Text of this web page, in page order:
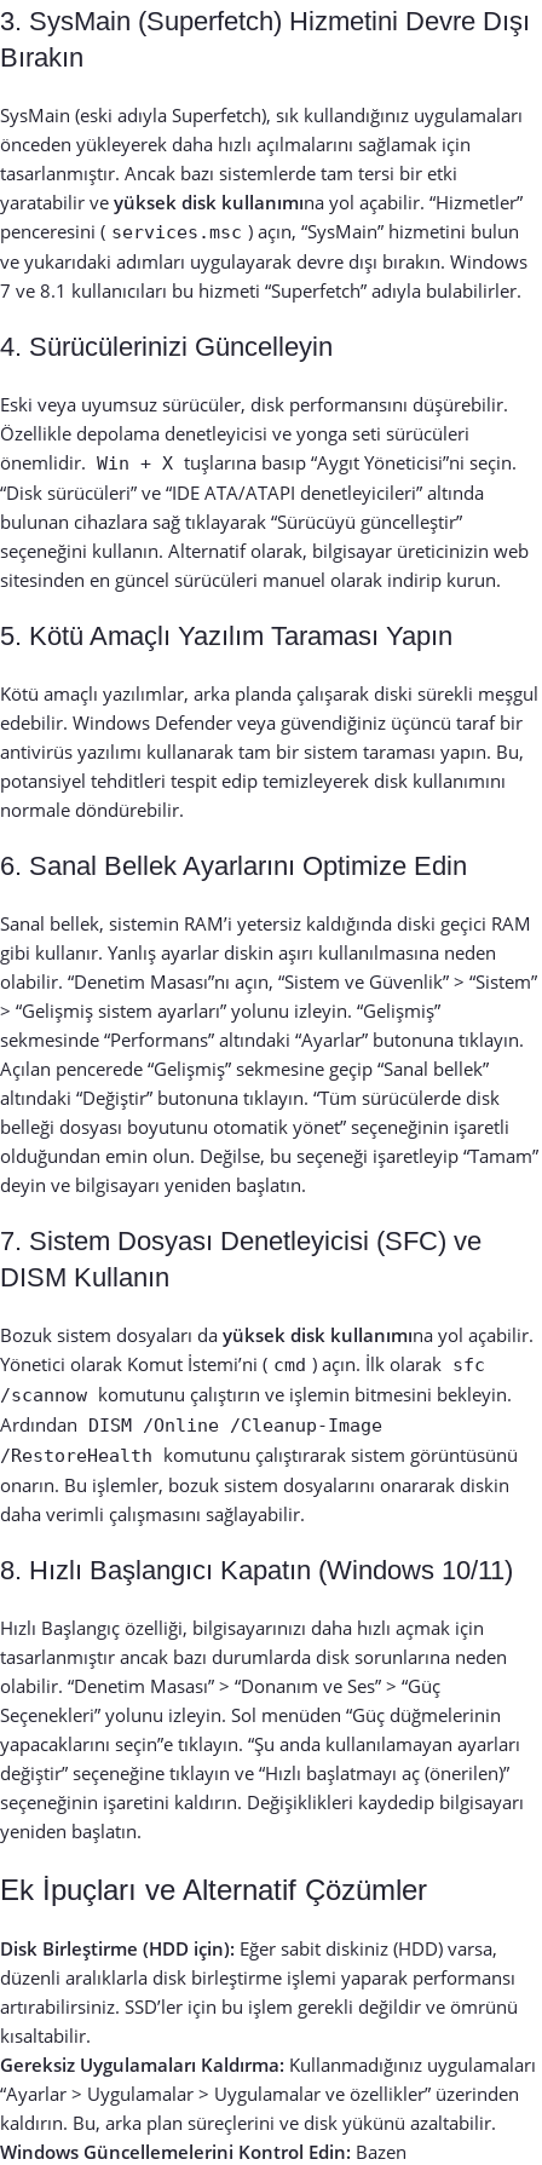
3. SysMain (Superfetch) Hizmetini Devre Dışı
Bırakın
SysMain (eski adıyla Superfetch), sık kullandığınız uygulamaları
önceden yükleyerek daha hızlı açılmalarını sağlamak için
tasarlanmıştır. Ancak bazı sistemlerde tam tersi bir etki
yaratabilir ve yüksek disk kullanımına yol açabilir. “Hizmetler”
penceresini ( services.msc ) açın, “SysMain” hizmetini bulun
ve yukarıdaki adımları uygulayarak devre dışı bırakın. Windows
7 ve 8.1 kullanıcıları bu hizmeti “Superfetch” adıyla bulabilirler.
4. Sürücülerinizi Güncelleyin
Eski veya uyumsuz sürücüler, disk performansını düşürebilir.
Özellikle depolama denetleyicisi ve yonga seti sürücüleri
önemlidir. Win + X tuşlarına basıp “Aygıt Yöneticisi”ni seçin.
“Disk sürücüleri” ve “IDE ATA/ATAPI denetleyicileri” altında
bulunan cihazlara sağ tıklayarak “Sürücüyü güncelleştir”
seçeneğini kullanın. Alternatif olarak, bilgisayar üreticinizin web
sitesinden en güncel sürücüleri manuel olarak indirip kurun.
5. Kötü Amaçlı Yazılım Taraması Yapın
Kötü amaçlı yazılımlar, arka planda çalışarak diski sürekli meşgul
edebilir. Windows Defender veya güvendiğiniz üçüncü taraf bir
antivirüs yazılımı kullanarak tam bir sistem taraması yapın. Bu,
potansiyel tehditleri tespit edip temizleyerek disk kullanımını
normale döndürebilir.
6. Sanal Bellek Ayarlarını Optimize Edin
Sanal bellek, sistemin RAM’i yetersiz kaldığında diski geçici RAM
gibi kullanır. Yanlış ayarlar diskin aşırı kullanılmasına neden
olabilir. “Denetim Masası”nı açın, “Sistem ve Güvenlik” > “Sistem”
> “Gelişmiş sistem ayarları” yolunu izleyin. “Gelişmiş”
sekmesinde “Performans” altındaki “Ayarlar” butonuna tıklayın.
Açılan pencerede “Gelişmiş” sekmesine geçip “Sanal bellek”
altındaki “Değiştir” butonuna tıklayın. “Tüm sürücülerde disk
belleği dosyası boyutunu otomatik yönet” seçeneğinin işaretli
olduğundan emin olun. Değilse, bu seçeneği işaretleyip “Tamam”
deyin ve bilgisayarı yeniden başlatın.
7. Sistem Dosyası Denetleyicisi (SFC) ve
DISM Kullanın
Bozuk sistem dosyaları da yüksek disk kullanımına yol açabilir.
Yönetici olarak Komut İstemi’ni ( cmd ) açın. İlk olarak sfc
/scannow komutunu çalıştırın ve işlemin bitmesini bekleyin.
Ardından
DISM /Online /Cleanup-Image
/RestoreHealth
komutunu çalıştırarak sistem görüntüsünü
onarın. Bu işlemler, bozuk sistem dosyalarını onararak diskin
daha verimli çalışmasını sağlayabilir.
8. Hızlı Başlangıcı Kapatın (Windows 10/11)
Hızlı Başlangıç özelliği, bilgisayarınızı daha hızlı açmak için
tasarlanmıştır ancak bazı durumlarda disk sorunlarına neden
olabilir. “Denetim Masası” > “Donanım ve Ses” > “Güç
Seçenekleri” yolunu izleyin. Sol menüden “Güç düğmelerinin
yapacaklarını seçin”e tıklayın. “Şu anda kullanılamayan ayarları
değiştir” seçeneğine tıklayın ve “Hızlı başlatmayı aç (önerilen)”
seçeneğinin işaretini kaldırın. Değişiklikleri kaydedip bilgisayarı
yeniden başlatın.
Ek İpuçları ve Alternatif Çözümler
Disk Birleştirme (HDD için): Eğer sabit diskiniz (HDD) varsa,
düzenli aralıklarla disk birleştirme işlemi yaparak performansı
artırabilirsiniz. SSD’ler için bu işlem gerekli değildir ve ömrünü
kısaltabilir.
Gereksiz Uygulamaları Kaldırma: Kullanmadığınız uygulamaları
“Ayarlar > Uygulamalar > Uygulamalar ve özellikler” üzerinden
kaldırın. Bu, arka plan süreçlerini ve disk yükünü azaltabilir.
Windows Güncellemelerini Kontrol Edin: Bazen